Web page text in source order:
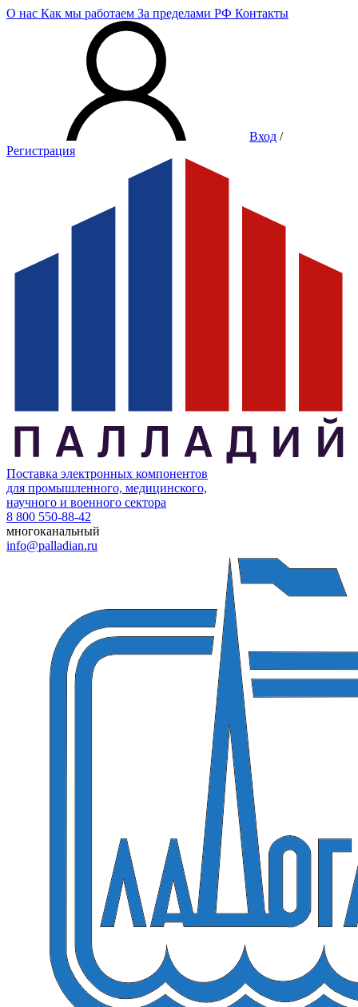
О нас Как мы работаем За пределами РФ Контакты
Вход /
Регистрация
Поставка электронных компонентов
для промышленного, медицинского,
научного и военного сектора
8 800 550-88-42
многоканальный
info@palladian.ru